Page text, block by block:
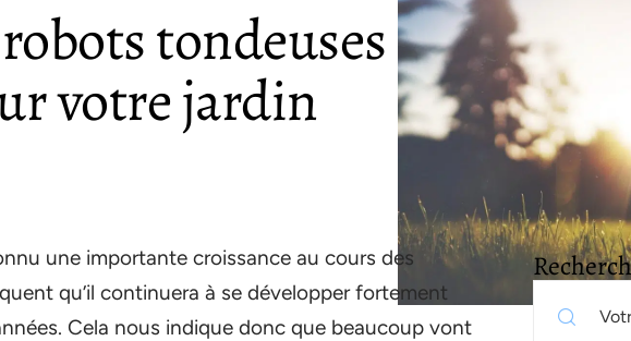
tondeuses
votre jardin
une importante croissance au cours des
qu’il continuera à se développer fortement
Cela nous indique donc que beaucoup vont